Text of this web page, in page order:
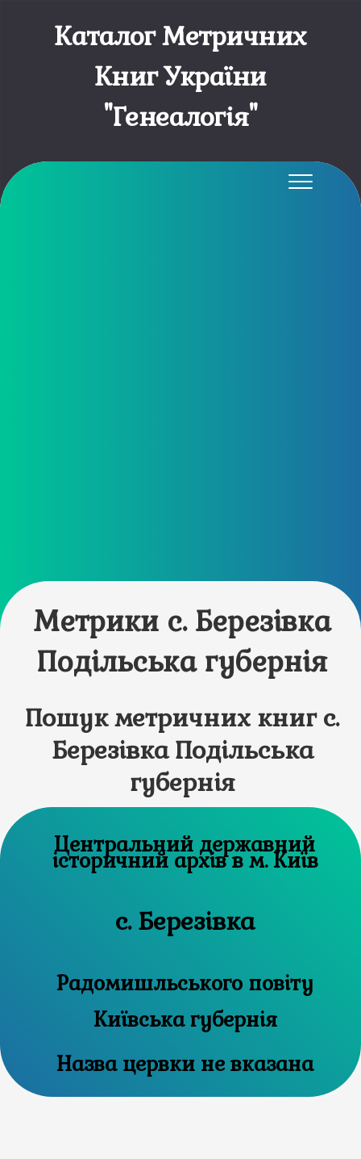
Каталог Метричних
Книг України
"Генеалогія"
Метрики с. Березівка
Подільська губернія
Пошук метричних книг с.
Березівка Подільська
губернія
Центральний державний
історичний архів в м. Київ
с. Березівка
Радомишльського повіту
Київська губернія
Назва цервки не вказана